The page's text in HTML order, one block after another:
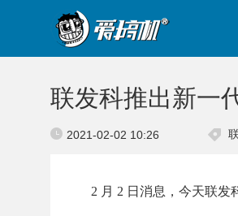
联发科推出新一
2021-02-02 10:26
2 月 2 日消息，今天联发